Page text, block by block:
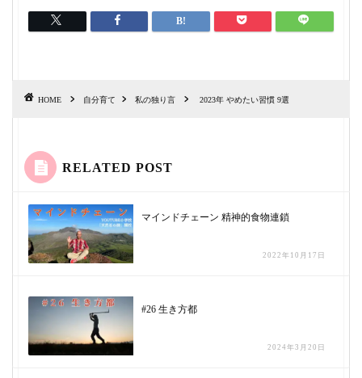
HOME 自分育て 私の独り言 2023年 やめたい習慣 9選
RELATED POST
マインドチェーン 精神的食物連鎖
2022年10月17日
#26 生き方都
2024年3月20日